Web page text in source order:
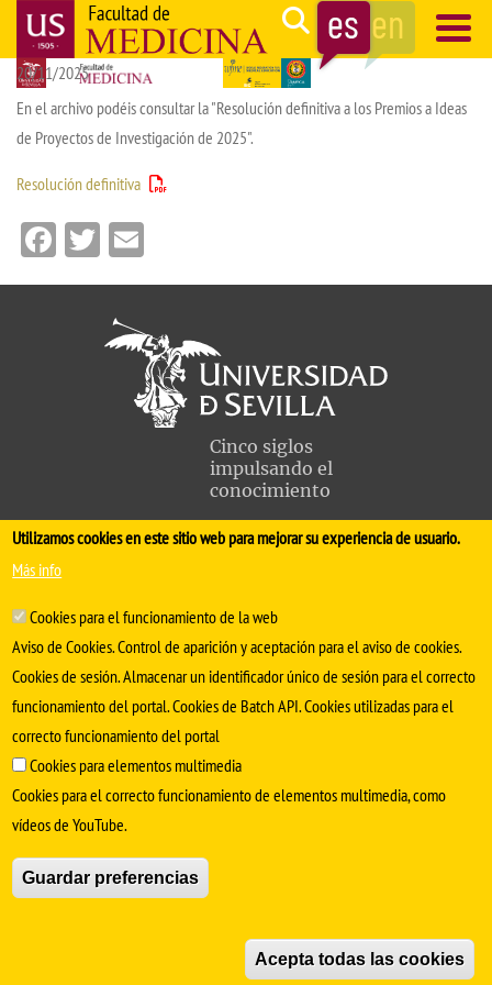
Pasar
contenido
principal
Search
Navegación
principal
20/11/2025
En el archivo podéis consultar la "Resolución definitiva a los Premios a Ideas
de Proyectos de Investigación de 2025".
Resolución definitiva
Facebook
Twitter
Cinco siglos
impulsando el
conocimiento
FACULTAD DE MEDICINA
Conserjería:954 55 98 30- Secretaría .facmedinfo@us.es
SÍGUENOS EN
© Copyright 2022 Universidad de Sevilla
Utilizamos cookies en este sitio web para mejorar su experiencia de usuario.
Más info
Cookies para el funcionamiento de la web
Aviso de Cookies. Control de aparición y aceptación para el aviso de cookies.
Cookies de sesión. Almacenar un identificador único de sesión para el correcto
funcionamiento del portal. Cookies de Batch API. Cookies utilizadas para el
correcto funcionamiento del portal
Cookies para elementos multimedia
Cookies para el correcto funcionamiento de elementos multimedia, como
vídeos de YouTube.
Guardar preferencias
Acepta todas las cookies